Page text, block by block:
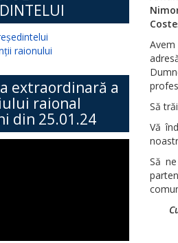
raionului
extraordinară a
raional
din 25.01.24
Să
Vă
Să